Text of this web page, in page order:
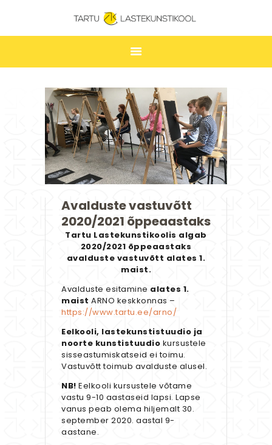
TARTU LASTEKUNSTIKOOL
ESILEHT
UUDISED
ÕPPIMINE
TUNNIPLAAN
LASTEKUNSTIKOOL
KONTAKT
STUUDIUM
Avalduste vastuvõtt
2020/2021 õppeaastaks
Tartu Lastekunstikoolis algab
2020/2021 õppeaastaks
avalduste vastuvõtt alates 1.
maist.
Avalduste esitamine alates 1.
maist ARNO keskkonnas –
https://www.tartu.ee/arno/
Eelkooli, lastekunstistuudio ja
noorte kunstistuudio kursustele
sisseastumiskatseid ei toimu.
Vastuvõtt toimub avalduste alusel.
NB! Eelkooli kursustele võtame
vastu 9-10 aastaseid lapsi. Lapse
vanus peab olema hiljemalt 30.
september 2020. aastal 9-
aastane.